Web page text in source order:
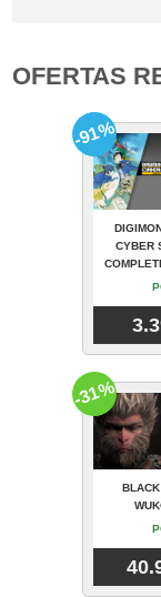
OFERTAS
CYBER
-91%
-31%